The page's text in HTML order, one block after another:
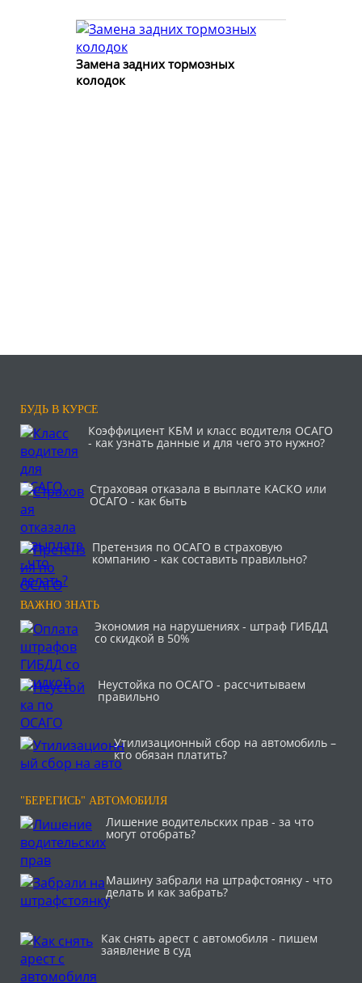
Замена задних тормозных
колодок
БУДЬ В КУРСЕ
Коэффициент КБМ и класс водителя ОСАГО
- как узнать данные и для чего это нужно?
Страховая отказала в выплате КАСКО или
ОСАГО - как быть
Претензия по ОСАГО в страховую
компанию - как составить правильно?
ВАЖНО ЗНАТЬ
Экономия на нарушениях - штраф ГИБДД
со скидкой в 50%
Неустойка по ОСАГО - рассчитываем
правильно
Утилизационный сбор на автомобиль –
кто обязан платить?
"БЕРЕГИСЬ" АВТОМОБИЛЯ
Лишение водительских прав - за что
могут отобрать?
Машину забрали на штрафстоянку - что
делать и как забрать?
Как снять арест с автомобиля - пишем
заявление в суд